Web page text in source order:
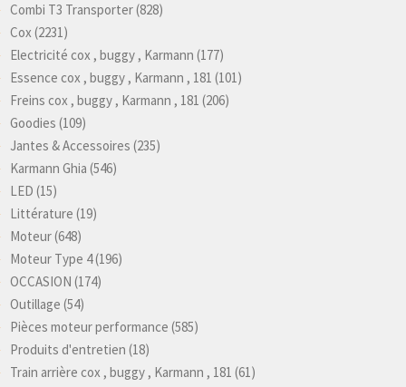
Combi T3 Transporter(828)
Cox(2231)
Electricité cox , buggy , Karmann (177)
Essence cox , buggy , Karmann , 181 (101)
Freins cox , buggy , Karmann , 181 (206)
Goodies (109)
Jantes & Accessoires (235)
Karmann Ghia (546)
LED (15)
Littérature (19)
Moteur(648)
Moteur Type 4(196)
OCCASION (174)
Outillage (54)
Pièces moteur performance (585)
Produits d'entretien (18)
Train arrière cox , buggy , Karmann , 181 (61)